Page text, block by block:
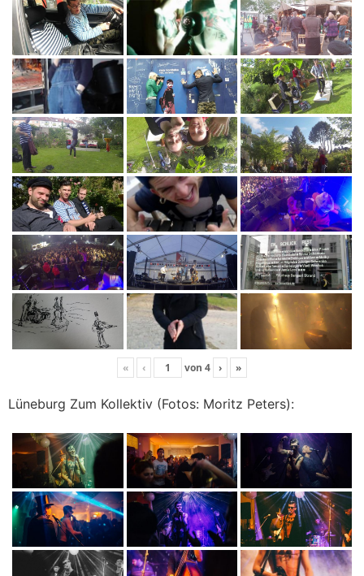
« ‹ von 4 › »
Lüneburg Zum Kollektiv (Fotos: Moritz Peters):